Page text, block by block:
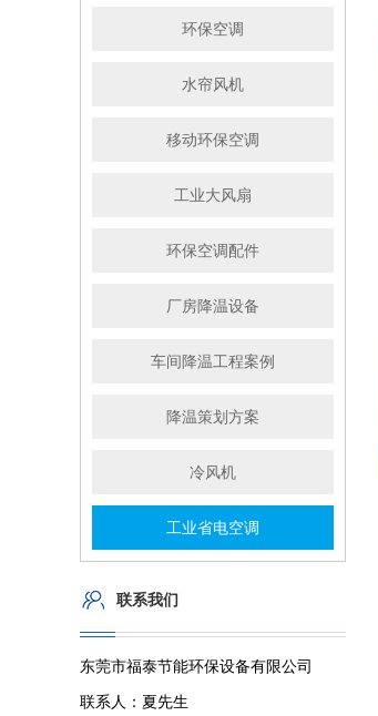
环保空调
水帘风机
移动环保空调
工业大风扇
环保空调配件
厂房降温设备
车间降温工程案例
降温策划方案
冷风机
工业省电空调
联系我们
东莞市福泰节能环保设备有限公司
联系人：夏先生